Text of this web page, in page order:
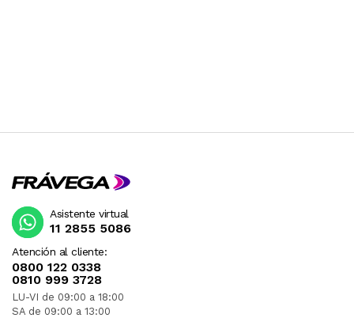
Atención al cliente:
0800 122 0338
0810 999 3728
LU-VI de 09:00 a 18:00
SA de 09:00 a 13:00
Asistente virtual
11 2855 5086